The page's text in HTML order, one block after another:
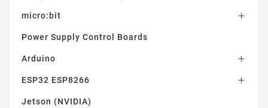
micro:bit 
Power Supply Control Boards
Arduino 
ESP32 ESP8266 
Jetson (NVIDIA)